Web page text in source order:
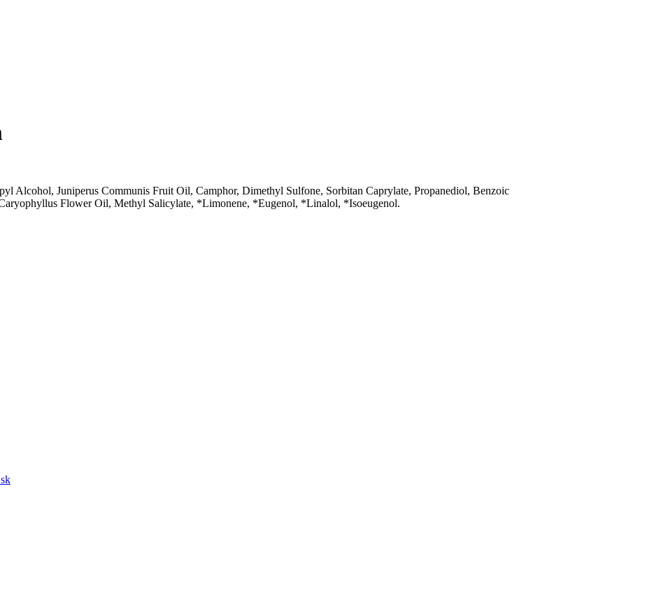
Alcohol, Juniperus Communis Fruit Oil, Camphor, Dimethyl Sulfone, Sorbitan Caprylate, Propanediol, Benzoic
Flower Oil, Methyl Salicylate, *Limonene, *Eugenol, *Linalol, *Isoeugenol.